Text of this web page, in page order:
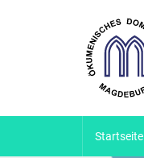
Startseite